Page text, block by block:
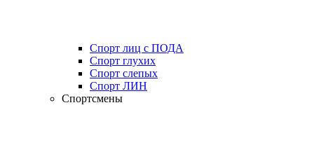
Спорт лиц с ПОДА
Спорт глухих
Спорт слепых
Спорт ЛИН
Спортсмены